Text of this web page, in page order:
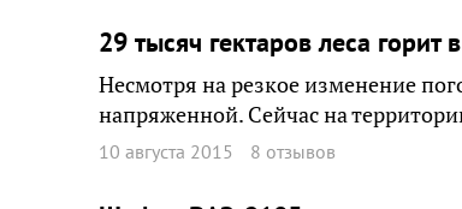
29 тысяч гектаров леса горит
Несмотря на резкое изменение
напряженной. Сейчас на
10 августа 2015 8 отзывов